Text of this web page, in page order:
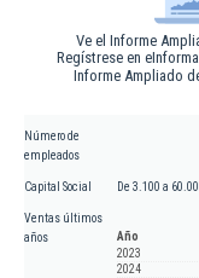
Ve el Informe
Regístrese en
Informe Ampliado
Número de
empleados
Capital Social De 3.100 a
Ventas últimos
años
Año
2023
2024